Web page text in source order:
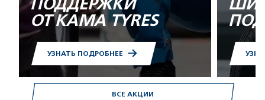
ВСЕ АКЦИИ
ПОДДЕРЖКИ
ОТ KAMA TYRES
УЗНАТЬ ПОДРОБНЕЕ